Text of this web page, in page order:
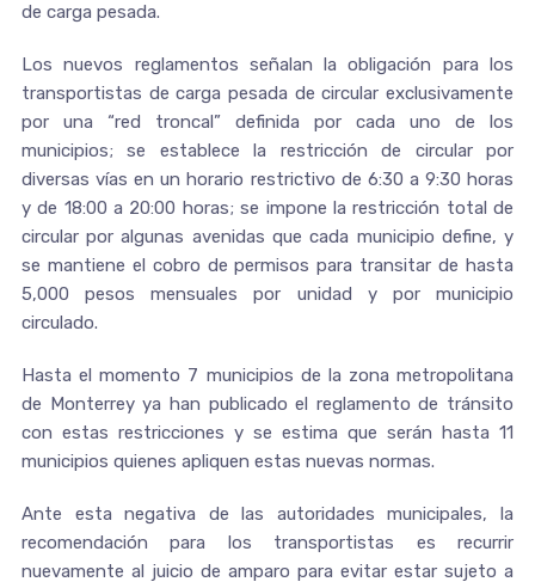
de carga pesada.
Los nuevos reglamentos señalan la obligación para los
transportistas de carga pesada de circular exclusivamente
por una “red troncal” definida por cada uno de los
municipios; se establece la restricción de circular por
diversas vías en un horario restrictivo de 6:30 a 9:30 horas
y de 18:00 a 20:00 horas; se impone la restricción total de
circular por algunas avenidas que cada municipio define, y
se mantiene el cobro de permisos para transitar de hasta
5,000 pesos mensuales por unidad y por municipio
circulado.
Hasta el momento 7 municipios de la zona metropolitana
de Monterrey ya han publicado el reglamento de tránsito
con estas restricciones y se estima que serán hasta 11
municipios quienes apliquen estas nuevas normas.
Ante esta negativa de las autoridades municipales, la
recomendación para los transportistas es recurrir
nuevamente al juicio de amparo para evitar estar sujeto a